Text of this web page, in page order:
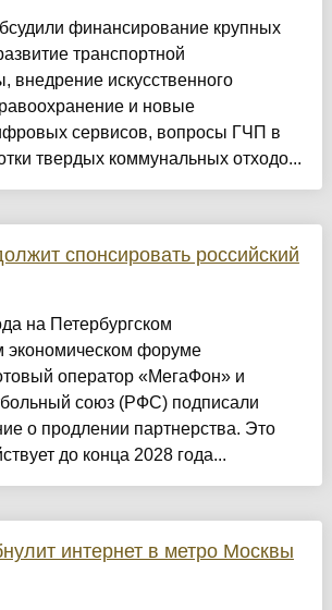
финансирование крупных
транспортной
внедрение искусственного
и новые
сервисов, вопросы ГЧП в
твердых коммунальных отходо...
спонсировать российский
на Петербургском
экономическом форуме
оператор «МегаФон» и
союз (РФС) подписали
о продлении партнерства. Это
до конца 2028 года...
интернет в метро Москвы